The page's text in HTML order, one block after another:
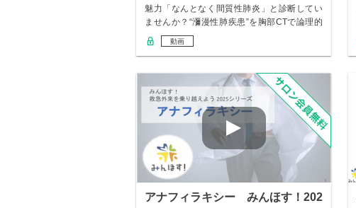
魅力「なんとなく間質性肺炎」と診断してい
ませんか？“瀰漫性肺疾患”を胸部CTで論理的
にアプ…
動画
アナフィラキシー みんほす！202